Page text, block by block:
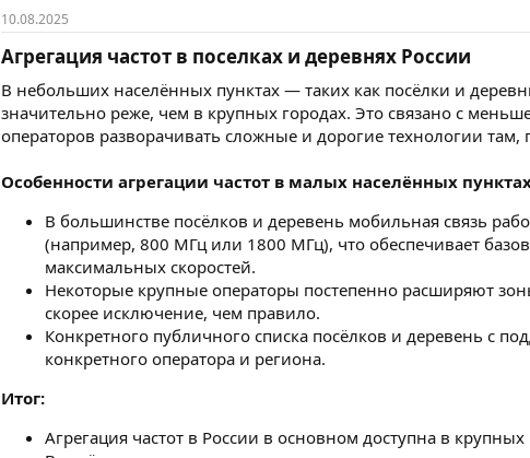
10.08.2025
Агрегация частот в поселках и деревнях России​
В небольших населённых пунктах — таких как посёлки и
значительно реже, чем в крупных городах. Это связано с
операторов разворачивать сложные и дорогие технологии
Особенности агрегации частот в малых населённых
В большинстве посёлков и деревень мобильная связь
(например, 800 МГц или 1800 МГц), что обеспечивает
максимальных скоростей.
Некоторые крупные операторы постепенно расширяют
скорее исключение, чем правило.
Конкретного публичного списка посёлков и деревень с
конкретного оператора и региона.
Итог:
Агрегация частот в России в основном доступна в